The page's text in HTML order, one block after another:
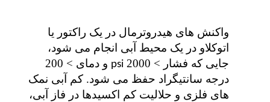
واکنش های هیدروترمال در یک راکتور یا
اتوکلاو در یک محیط آبی انجام می شود،
جایی که فشار > 2000
psi
و دمای > 200
درجه سانتیگراد حفظ می شود. کم آبی نمک
های فلزی و حلالیت کم اکسیدها در فاز آبی،